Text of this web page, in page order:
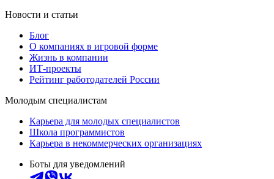
Новости и статьи
Блог
О компаниях в игровой форме
Жизнь в компании
ИТ-проекты
Рейтинг работодателей России
Молодым специалистам
Карьера для молодых специалистов
Школа программистов
Карьера в некоммерческих организациях
Боты для уведомлений